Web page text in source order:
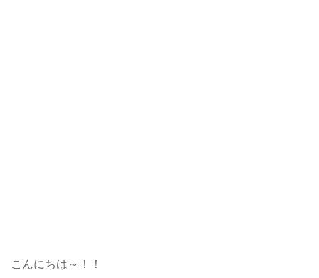
こんにちは～！！